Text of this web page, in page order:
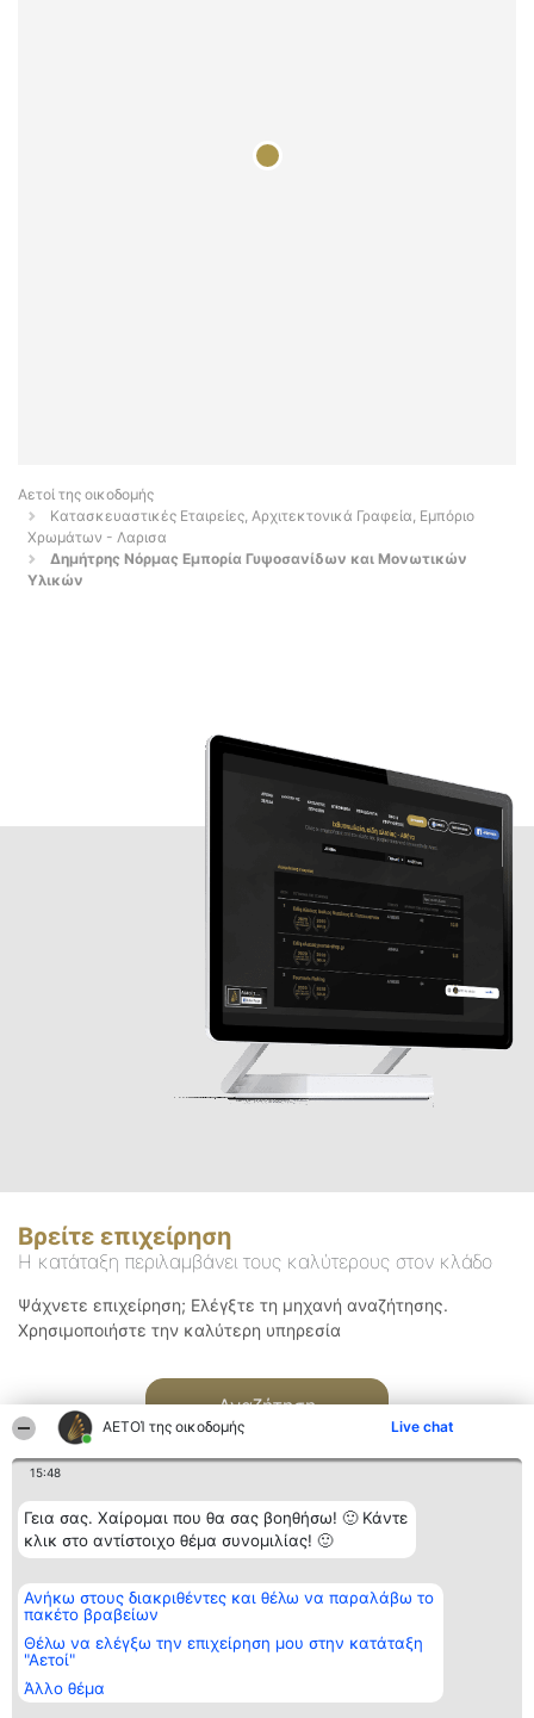
ΑΕΤΟΊ της οικοδομής Live chat
15:48
Γεια σας. Χαίρομαι που θα σας βοηθήσω! 🙂 Κάντε
κλικ στο αντίστοιχο θέμα συνομιλίας! 🙂
Ανήκω στους διακριθέντες και θέλω να παραλάβω το
πακέτο βραβείων
Θέλω να ελέγξω την επιχείρηση μου στην κατάταξη
"Αετοί"
Άλλο θέμα
Αετοί της οικοδομής
Κατασκευαστικές Εταιρείες, Αρχιτεκτονικά Γραφεία, Εμπόριο
Χρωμάτων - Λαρισα
Δημήτρης Νόρμας Εμπορία Γυψοσανίδων και Μονωτικών
Υλικών
Βρείτε επιχείρηση
Η κατάταξη περιλαμβάνει τους καλύτερους στον κλάδο
Ψάχνετε επιχείρηση; Ελέγξτε τη μηχανή αναζήτησης.
Χρησιμοποιήστε την καλύτερη υπηρεσία
Αναζήτηση
Διοργανωτής της
κατάταξης
BEAUTIFUL COMPANY
ΤΗΛ. ΕΠΙΚΟΙΝΩΝΙΑΣ:
2104128019
email:
aetoi@beautifulcompany.co
Κατάταξη
Διακριθέντες
των
διακριθέντων
προϋποθέσεις
Επικοινωνία
Επικοινωνία